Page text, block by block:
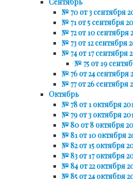
№ 70 от 3 сентября
№ 71 от 5 сентября
№ 72 от 10 сентября
№ 73 от 12 сентября
№ 74 от 17 сентября
№ 75 от 19
№ 76 от 24 сентября
№ 77 от 26 сентября
Октябрь
№ 78 от 1 октября
№ 79 от 3 октября
№ 80 от 8 октября
№ 81 от 10 октября
№ 82 от 15 октября
№ 83 от 17 октября
№ 84 от 22 октября
№ 85 от 24 октября